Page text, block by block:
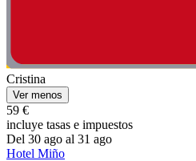
Cristina
Ver menos
59 €
incluye tasas e impuestos
Del 30 ago al 31 ago
Hotel Miño